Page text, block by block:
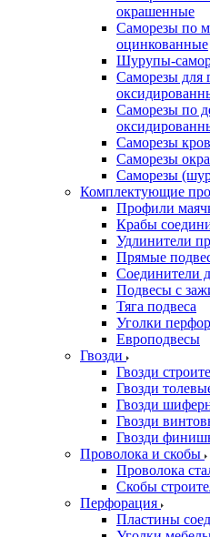
окрашенные
Саморезы по
оцинкованные
Шурупы-
Саморезы для
Саморезы по
Саморезы
Саморезы
Саморезы
Комплектующие
Профили
Крабы
Удлинители
Прямые
Соединители
Подвесы с
Тяга подвеса
Уголки
Европодвесы
Гвозди
Гвозди
Гвозди
Гвозди
Гвозди
Гвозди
Проволока и скобы
Проволока
Скобы
Перфорация
Пластины